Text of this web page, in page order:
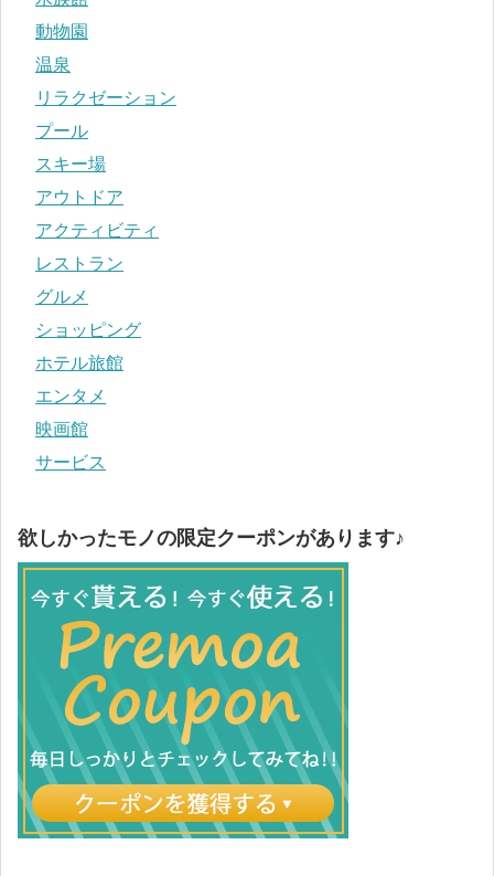
動物園
温泉
リラクゼーション
プール
スキー場
アウトドア
アクティビティ
レストラン
グルメ
ショッピング
ホテル旅館
エンタメ
映画館
サービス
欲しかったモノの限定クーポンがあります♪